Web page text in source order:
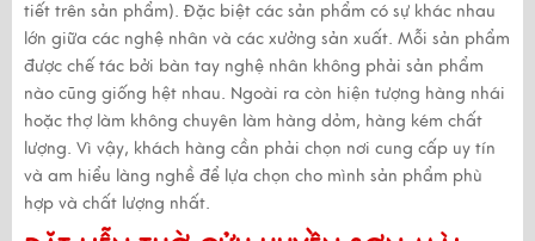
tiết trên sản phẩm). Đặc biệt các sản phẩm có sự khác nhau
lớn giữa các nghệ nhân và các xưởng sản xuất. Mỗi sản phẩm
được chế tác bởi bàn tay nghệ nhân không phải sản phẩm
nào cũng giống hệt nhau. Ngoài ra còn hiện tượng hàng nhái
hoặc thợ làm không chuyên làm hàng dỏm, hàng kém chất
lượng. Vì vậy, khách hàng cần phải chọn nơi cung cấp uy tín
và am hiểu làng nghề để lựa chọn cho mình sản phẩm phù
hợp và chất lượng nhất.